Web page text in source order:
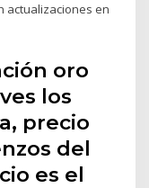
actualizaciones en
oro
los
precio
del
es el